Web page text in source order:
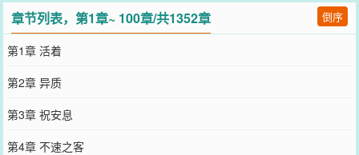
章节列表，第1章~ 100章/共1352章 倒序
第1章 活着
第2章 异质
第3章 祝安息
第4章 不速之客